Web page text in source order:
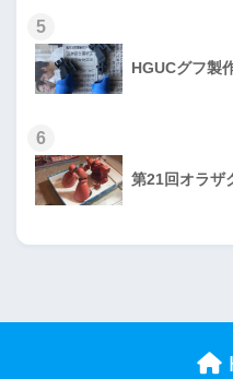
5
HGUCグフ製
6
第21回オラザ